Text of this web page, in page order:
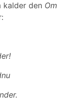
kalder den Om